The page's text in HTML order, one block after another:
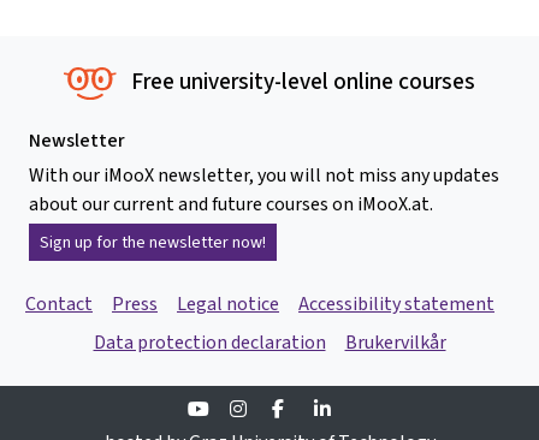
Free university-level online courses
Newsletter
With our iMooX newsletter, you will not miss any updates
about our current and future courses on iMooX.at.
Sign up for the newsletter now!
Contact Press Legal notice
Accessibility statement
Data protection declaration
Brukervilkår
YoutubeInstagramFacebook